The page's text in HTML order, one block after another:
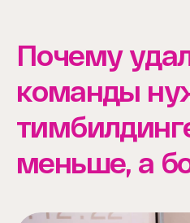
Почему
команды
меньше, а